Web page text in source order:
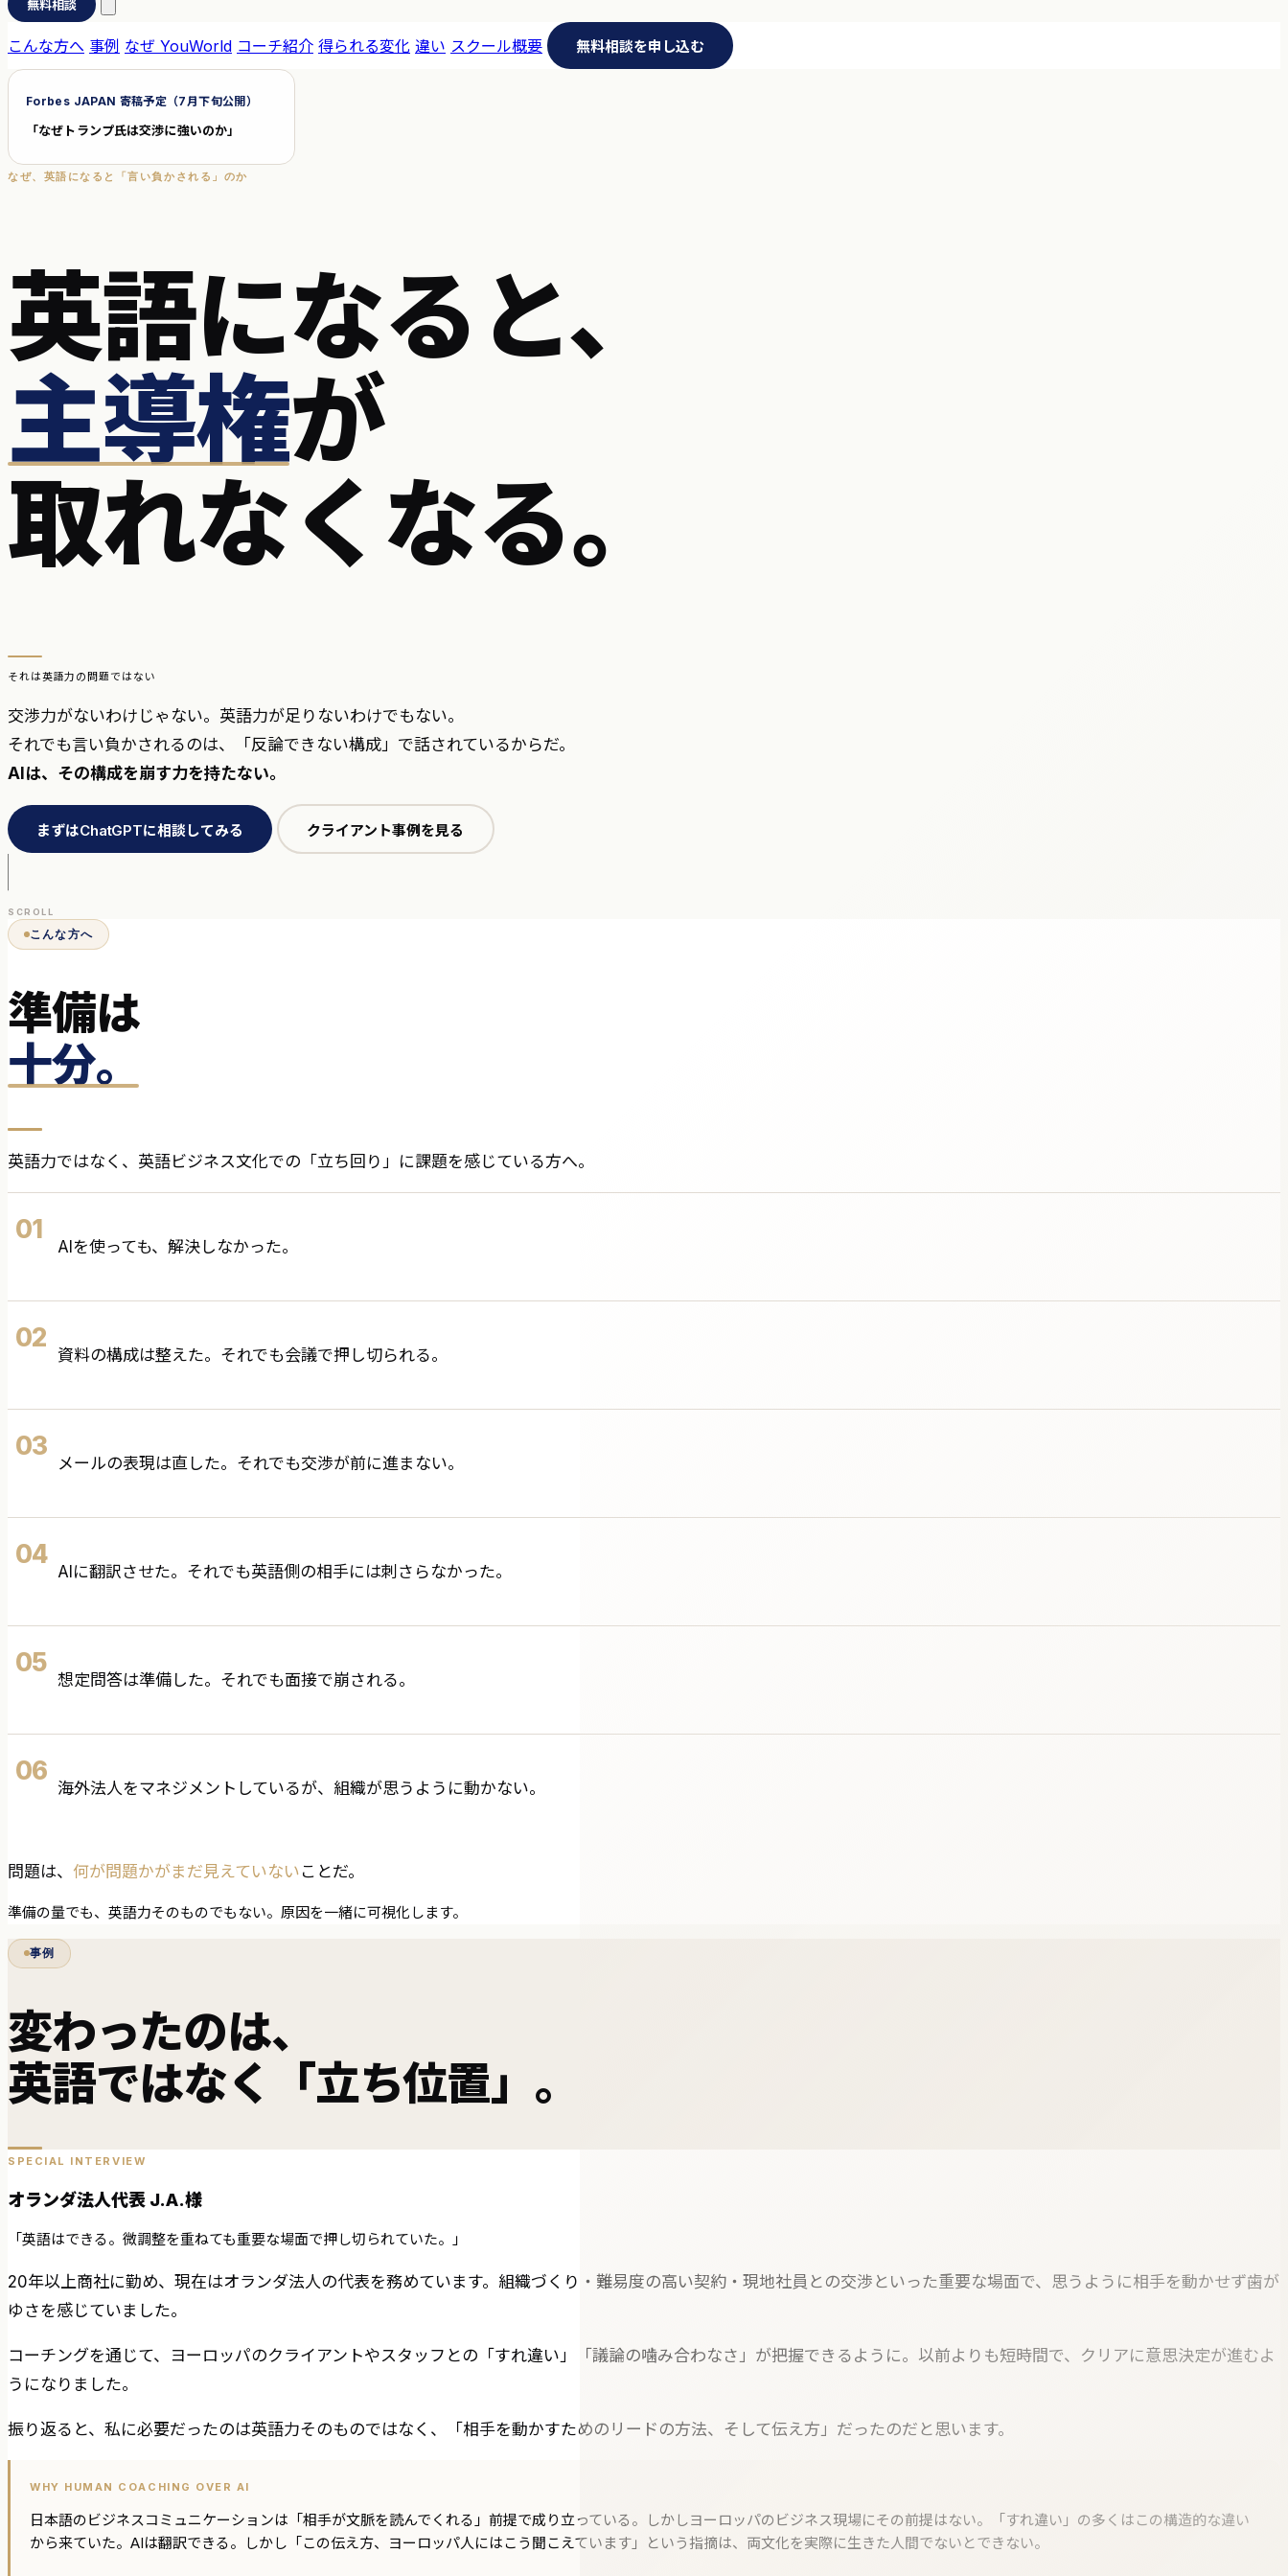
無料相談
こんな方へ 事例 なぜ YouWorld コーチ紹介 得られる変化 違い スクール概要 無料相談を申し込む
Forbes JAPAN 寄稿予定（7月下旬公開）
「なぜトランプ氏は交渉に強いのか」
なぜ、英語になると「言い負かされる」のか
英語になると、
主導権が
取れなくなる。
それは英語力の問題ではない
交渉力がないわけじゃない。英語力が足りないわけでもない。
それでも言い負かされるのは、「反論できない構成」で話されているからだ。
AIは、その構成を崩す力を持たない。
まずはChatGPTに相談してみる クライアント事例を見る
SCROLL
こんな方へ
準備は
十分。
英語力ではなく、英語ビジネス文化での「立ち回り」に課題を感じている方へ。
01
AIを使っても、解決しなかった。
02
資料の構成は整えた。それでも会議で押し切られる。
03
メールの表現は直した。それでも交渉が前に進まない。
04
AIに翻訳させた。それでも英語側の相手には刺さらなかった。
05
想定問答は準備した。それでも面接で崩される。
06
海外法人をマネジメントしているが、組織が思うように動かない。
問題は、 何が問題かがまだ見えていない ことだ。
準備の量でも、英語力そのものでもない。原因を一緒に可視化します。
事例
変わったのは、
英語ではなく「立ち位置」。
SPECIAL INTERVIEW
オランダ法人代表 J.A.様
「英語はできる。微調整を重ねても重要な場面で押し切られていた。」
20年以上商社に勤め、現在はオランダ法人の代表を務めています。組織づくり・難易度の高い契約・現地社員との交渉といった重要な場面で、思うように相手を動かせず歯が
ゆさを感じていました。
コーチングを通じて、ヨーロッパのクライアントやスタッフとの「すれ違い」「議論の噛み合わなさ」が把握できるように。以前よりも短時間で、クリアに意思決定が進むよ
うになりました。
振り返ると、私に必要だったのは英語力そのものではなく、「相手を動かすためのリードの方法、そして伝え方」だったのだと思います。
WHY HUMAN COACHING OVER AI
日本語のビジネスコミュニケーションは「相手が文脈を読んでくれる」前提で成り立っている。しかしヨーロッパのビジネス現場にその前提はない。「すれ違い」の多くはこの構造的な違い
から来ていた。AIは翻訳できる。しかし「この伝え方、ヨーロッパ人にはこう聞こえています」という指摘は、両文化を実際に生きた人間でないとできない。